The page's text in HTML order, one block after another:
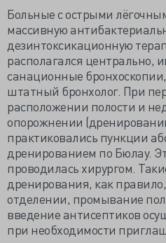
Больные с острыми
массивную
дезинтоксикационную
располагался центрально,
санационные
штатный бронхолог. При
расположении полости и
опорожнении
практиковались пункции
дренированием по Бюлау.
проводилась хирургом.
дренирования, как
отделении, промывание
введение антисептиков
при необходимости